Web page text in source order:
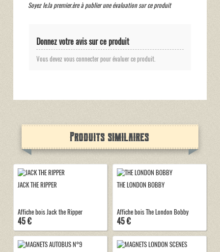
Soyez le.la premier.ère à publier une évaluation sur ce produit
Donnez votre avis sur ce produit
Vous devez vous connecter pour évaluer ce produit.
Produits similaires
JACK THE RIPPER
Affiche bois Jack the Ripper
45 €
THE LONDON BOBBY
Affiche bois The London Bobby
45 €